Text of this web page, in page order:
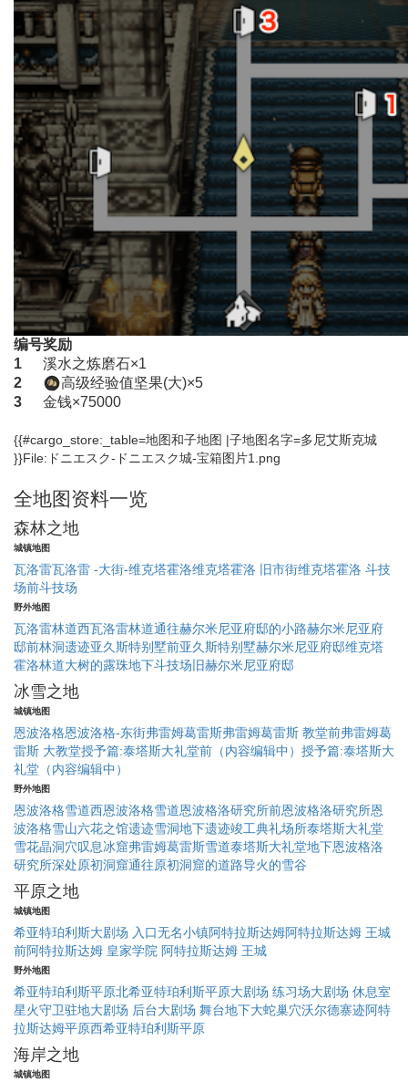
编号奖励
1
溪水之炼磨石×1
2
高级经验值坚果(大)×5
3
金钱×75000
{{#cargo_store:_table=地图和子地图 |子地图名字=多尼艾斯克城
}}File:ドニエスク-ドニエスク城-宝箱图片1.png
全地图资料一览
森林之地
城镇地图
瓦洛雷瓦洛雷 -大街-维克塔霍洛维克塔霍洛 旧市街维克塔霍洛 斗技
场前斗技场
野外地图
瓦洛雷林道西瓦洛雷林道通往赫尔米尼亚府邸的小路赫尔米尼亚府
邸前林洞遗迹亚久斯特别墅前亚久斯特别墅赫尔米尼亚府邸维克塔
霍洛林道大树的露珠地下斗技场 旧赫尔米尼亚府邸
冰雪之地
城镇地图
恩波洛格恩波洛格-东街弗雷姆葛雷斯弗雷姆葛雷斯 教堂前弗雷姆葛
雷斯 大教堂授予篇:泰塔斯大礼堂前（内容编辑中） 授予篇:泰塔斯大
礼堂（内容编辑中）
野外地图
恩波洛格雪道西恩波洛格雪道恩波格洛研究所前恩波格洛研究所恩
波洛格雪山六花之馆遗迹雪洞地下遗迹竣工典礼场所泰塔斯大礼堂
雪花晶洞穴叹息冰窟弗雷姆葛雷斯雪道泰塔斯大礼堂地下恩波格洛
研究所深处原初洞窟通往原初洞窟的道路导火的雪谷
平原之地
城镇地图
希亚特珀利斯大剧场 入口无名小镇阿特拉斯达姆阿特拉斯达姆 王城
前阿特拉斯达姆 皇家学院 阿特拉斯达姆 王城
野外地图
希亚特珀利斯平原北希亚特珀利斯平原大剧场 练习场大剧场 休息室
星火守卫驻地大剧场 后台大剧场 舞台地下大蛇巢穴沃尔德寨迹阿特
拉斯达姆平原西希亚特珀利斯平原
海岸之地
城镇地图